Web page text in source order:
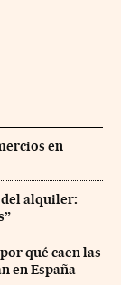
en
alquiler:
qué caen las
en España